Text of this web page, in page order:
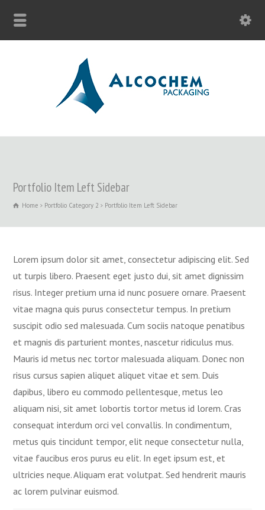
Portfolio Item Left Sidebar
Home Portfolio Category 2 Portfolio Item Left Sidebar
Lorem ipsum dolor sit amet, consectetur adipiscing elit. Sed
ut turpis libero. Praesent eget justo dui, sit amet dignissim
risus. Integer pretium urna id nunc posuere ornare. Praesent
vitae magna quis purus consectetur tempus. In pretium
suscipit odio sed malesuada. Cum sociis natoque penatibus
et magnis dis parturient montes, nascetur ridiculus mus.
Mauris id metus nec tortor malesuada aliquam. Donec non
risus cursus sapien aliquet aliquet vitae et sem. Duis
dapibus, libero eu commodo pellentesque, metus leo
aliquam nisi, sit amet lobortis tortor metus id lorem. Cras
consequat interdum orci vel convallis. In condimentum,
metus quis tincidunt tempor, elit neque consectetur nulla,
vitae faucibus eros purus eu elit. In eget ipsum est, et
ultricies neque. Aliquam erat volutpat. Sed hendrerit mauris
ac lorem pulvinar euismod.